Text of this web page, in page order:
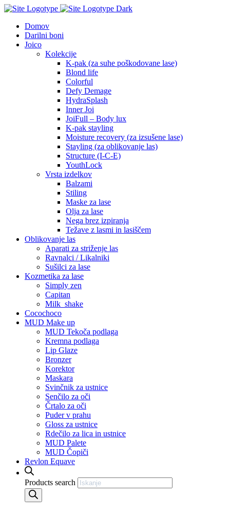
Domov
Darilni boni
Joico
Kolekcije
K-pak (za suhe poškodovane lase)
Blond life
Colorful
Defy Demage
HydraSplash
Inner Joi
JoiFull – Body lux
K-pak stayling
Moisture recovery (za izsušene lase)
Stayling (za oblikovanje las)
Structure (I-C-E)
YouthLock
Vrsta izdelkov
Balzami
Stiling
Maske za lase
Olja za lase
Nega brez izpiranja
Težave z lasmi in lasiščem
Oblikovanje las
Aparati za striženje las
Ravnalci / Likalniki
Sušilci za lase
Kozmetika za lase
Simply zen
Capitan
Milk_shake
Cocochoco
MUD Make up
MUD Tekoča podlaga
Kremna podlaga
Lip Glaze
Bronzer
Korektor
Maskara
Svinčnik za ustnice
Senčilo za oči
Črtalo za oči
Puder v prahu
Gloss za ustnice
Rdečilo za lica in ustnice
MUD Palete
MUD Čopiči
Revlon Equave
Products search